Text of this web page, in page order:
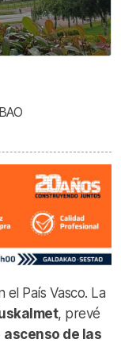
el País Vasco. La
, prevé
ascenso de las